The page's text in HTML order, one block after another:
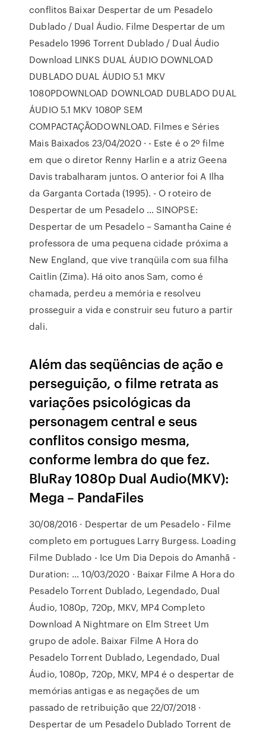
conflitos Baixar Despertar de um Pesadelo
Dublado / Dual Áudio. Filme Despertar de um
Pesadelo 1996 Torrent Dublado / Dual Áudio
Download LINKS DUAL ÁUDIO DOWNLOAD
DUBLADO DUAL ÁUDIO 5.1 MKV
1080PDOWNLOAD DOWNLOAD DUBLADO DUAL
ÁUDIO 5.1 MKV 1080P SEM
COMPACTAÇÃODOWNLOAD. Filmes e Séries
Mais Baixados 23/04/2020 · - Este é o 2º filme
em que o diretor Renny Harlin e a atriz Geena
Davis trabalharam juntos. O anterior foi A Ilha
da Garganta Cortada (1995). - O roteiro de
Despertar de um Pesadelo … SINOPSE:
Despertar de um Pesadelo – Samantha Caine é
professora de uma pequena cidade próxima a
New England, que vive tranqüila com sua filha
Caitlin (Zima). Há oito anos Sam, como é
chamada, perdeu a memória e resolveu
prosseguir a vida e construir seu futuro a partir
dali.
Além das seqüências de ação e
perseguição, o filme retrata as
variações psicológicas da
personagem central e seus
conflitos consigo mesma,
conforme lembra do que fez.
BluRay 1080p Dual Audio(MKV):
Mega – PandaFiles
30/08/2016 · Despertar de um Pesadelo - Filme
completo em portugues Larry Burgess. Loading
Filme Dublado - Ice Um Dia Depois do Amanhã -
Duration: … 10/03/2020 · Baixar Filme A Hora do
Pesadelo Torrent Dublado, Legendado, Dual
Áudio, 1080p, 720p, MKV, MP4 Completo
Download A Nightmare on Elm Street Um
grupo de adole. Baixar Filme A Hora do
Pesadelo Torrent Dublado, Legendado, Dual
Áudio, 1080p, 720p, MKV, MP4 é o despertar de
memórias antigas e as negações de um
passado de retribuição que 22/07/2018 ·
Despertar de um Pesadelo Dublado Torrent de